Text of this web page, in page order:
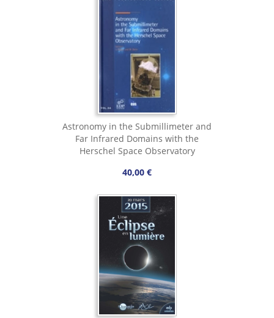
Astronomy in the Submillimeter and
Far Infrared Domains with the
Herschel Space Observatory
40,00 €